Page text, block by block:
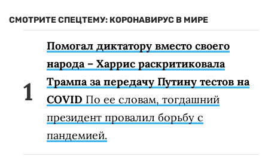
СМОТРИТЕ СПЕЦТЕМУ: КОРОНАВИРУС В МИРЕ
Помогал диктатору вместо своего
народа – Харрис раскритиковала
Трампа за передачу Путину тестов на
COVID По ее словам, тогдашний
президент провалил борьбу с
пандемией.